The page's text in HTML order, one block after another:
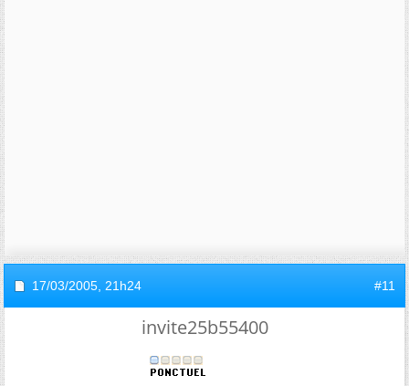
17/03/2005, 21h24 #11
invite25b55400